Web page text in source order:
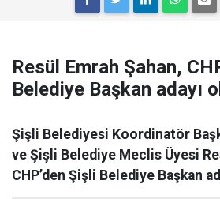
Resül Emrah Şahan,
Belediye Başkan adayı
Şişli Belediyesi Koordinatör
ve Şişli Belediye Meclis Üyesi
CHP’den Şişli Belediye Başkan